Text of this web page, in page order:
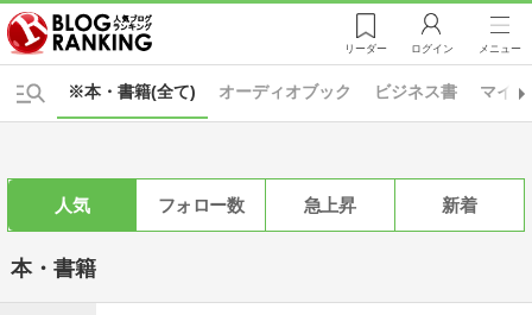
リーダー ログイン メニュー
※本・書籍(全て) オーディオブック ビジネス書 マイ
人気 フォロー数 急上昇 新着
本・書籍